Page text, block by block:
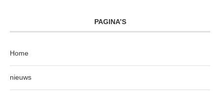
PAGINA’S
Home
nieuws